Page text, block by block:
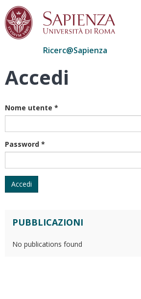
Salta
Ricerc@Sapienza
Accedi
Nome utente *
Password *
Accedi
PUBBLICAZIONI
No publications found